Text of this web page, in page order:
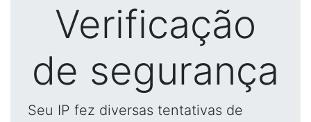
Verificação
de segurança
Seu IP fez diversas tentativas de